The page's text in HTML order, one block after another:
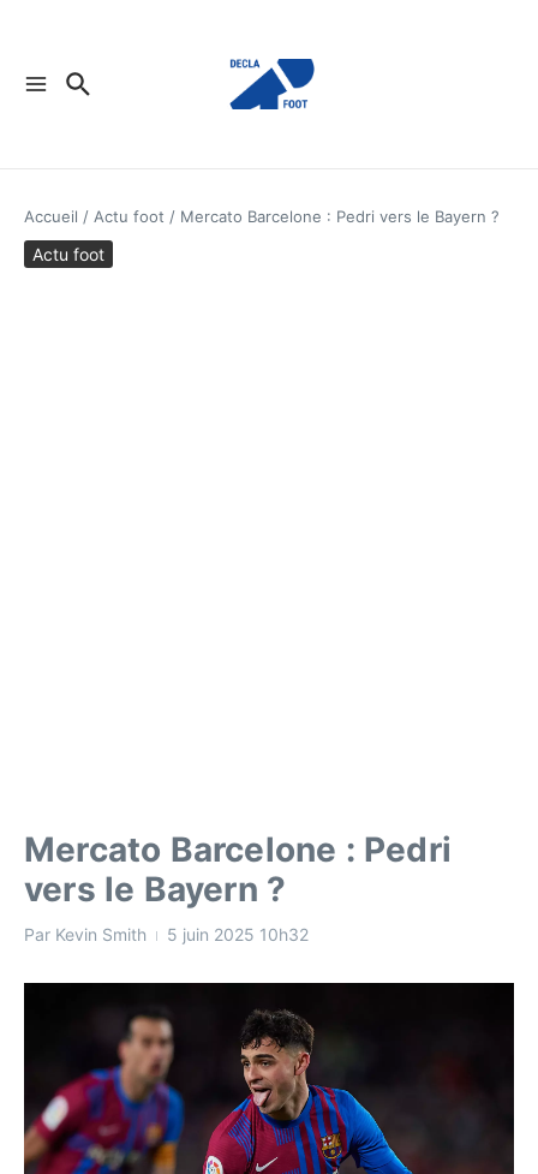
Accueil / Actu foot / Mercato Barcelone : Pedri vers le Bayern ?
Actu foot
Mercato Barcelone : Pedri
vers le Bayern ?
Par Kevin Smith 5 juin 2025 10h32